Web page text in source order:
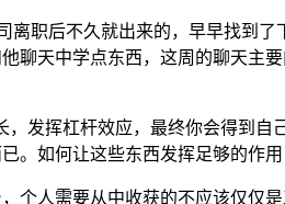
离职后不久就出来的，早早找到
聊天中学点东西，这周的聊天主
，发挥杠杆效应，最终你会得到
。如何让这些东西发挥足够的作
个人需要从中收获的不应该仅仅